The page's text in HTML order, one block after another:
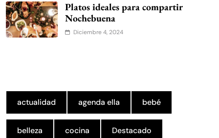
Platos ideales para compartir
Nochebuena
Diciembre 4, 2024
actualidad agenda ella bebé
belleza cocina Destacado